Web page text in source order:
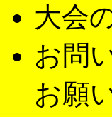
大会
お問
お願